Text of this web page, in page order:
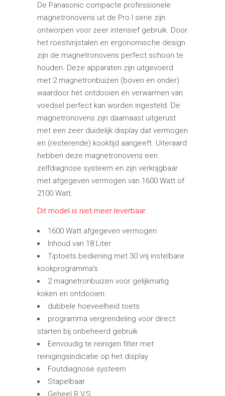
De Panasonic compacte professionele
magnetronovens uit de Pro I serie zijn
ontworpen voor zeer intensief gebruik. Door
het roestvrijstalen en ergonomische design
zijn de magnetronovens perfect schoon te
houden. Deze apparaten zijn uitgevoerd
met 2 magnetronbuizen (boven en onder)
waardoor het ontdooien en verwarmen van
voedsel perfect kan worden ingesteld. De
magnetronovens zijn daarnaast uitgerust
met een zeer duidelijk display dat vermogen
en (resterende) kooktijd aangeeft. Uiteraard
hebben deze magnetronovens een
zelfdiagnose systeem en zijn verkrijgbaar
met afgegeven vermogen van 1600 Watt of
2100 Watt.
Dit model is niet meer leverbaar.
1600 Watt afgegeven vermogen
Inhoud van 18 Liter
Tiptoets bediening met 30 vrij instelbare
kookprogramma's
2 magnetronbuizen voor gelijkmatig
koken en ontdooien
dubbele hoeveelheid toets
programma vergrendeling voor direct
starten bij onbeheerd gebruik
Eenvoudig te reinigen filter met
reinigingsindicatie op het display
Foutdiagnose systeem
Stapelbaar
Geheel R.V.S